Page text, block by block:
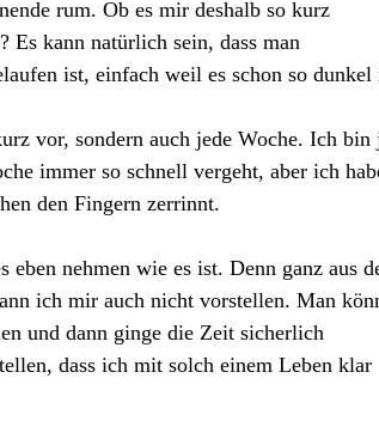
rum. Ob es mir deshalb so kurz
Es kann natürlich sein, dass man
ist, einfach weil es schon so dunkel
vor, sondern auch jede Woche. Ich bin
immer so schnell vergeht, aber ich
den Fingern zerrinnt.
nehmen wie es ist. Denn ganz aus
ich mir auch nicht vorstellen. Man
und dann ginge die Zeit sicherlich
dass ich mit solch einem Leben klar